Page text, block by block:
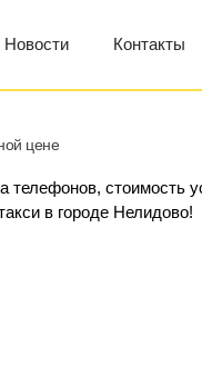
Новости Контакты
цене
телефонов, стоимость
в городе Нелидово!